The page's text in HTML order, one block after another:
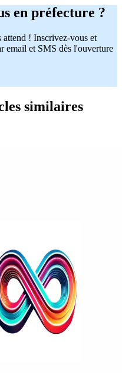
en préfecture ?
attend ! Inscrivez-vous et
email et SMS dès l'ouverture
similaires